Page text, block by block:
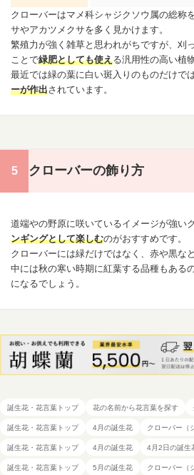
クローバーはマメ科シャジクソウ属の総称
サやアカツメクサを多く見かけます。
繁殖力が強く雑草と思われがちですが、刈
ことで緑肥としても使える汎用性の高い植
最近では緑の葉に白い斑入りのものだけでは
ーが作出されています。
クローバーの飾り方
道端やの野原に咲いているイメージが強い
ンギングとして楽しむのがおすすめです。
クローバーには緑だけではなく、赤や黒な
中には秋の寒い時期に紅葉する品種もある
になるでしょう。
誕生花・花言葉トップ 花の名前から花言葉を探す
誕生花・花言葉トップ 4月の誕生花 クローバー（
誕生花・花言葉トップ 4月の誕生花 4月2日の誕生
誕生花・花言葉トップ 5月の誕生花 クローバー（